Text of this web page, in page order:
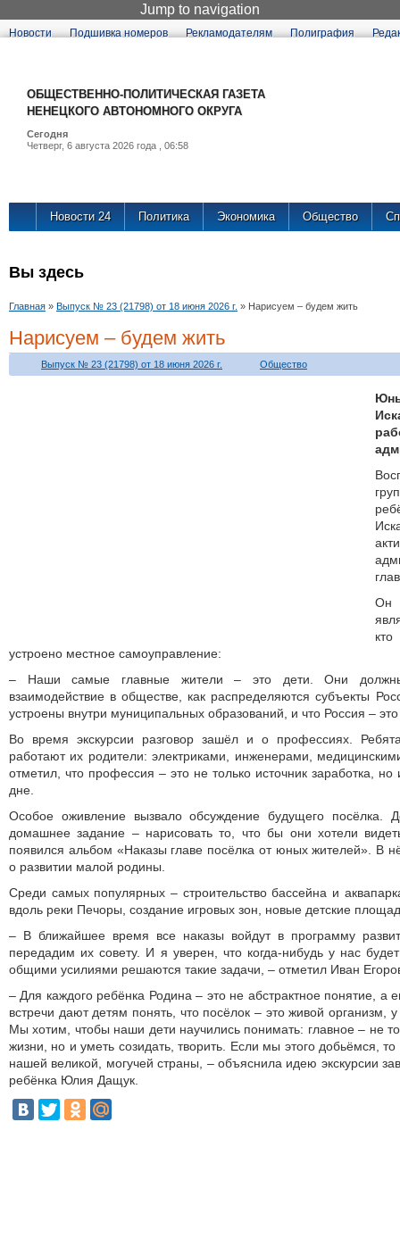
Jump to navigation
Новости Подшивка номеров Рекламодателям Полиграфия
Новости 24 Политика Экономика Общество
Вы здесь
Главная » Выпуск № 23 (21798) от 18 июня 2026 г. » Нарисуем – будем жить
Нарисуем – будем жить
Выпуск № 23 (21798) от 18 июня 2026 г. Общество
Он
устрое­но местное самоуправление:
– Наши самые главные жители – это дети. Они должны
взаимодействие в обществе, как распределяются субъекты
устроены внутри муниципальных образований, и что Россия –
Во время экскурсии разговор зашёл и о профессиях.
работают их родители: электриками, инженерами,
отметил, что профессия – это не только источник заработка,
дне.
Особое оживление вызвало обсуждение будущего посёлка.
домашнее задание – нарисовать то, что бы они хотели
появился альбом «Наказы главе посёлка от юных жителей». В
о развитии малой родины.
Среди самых популярных – строительство бассейна и
вдоль реки Печоры, создание игровых зон, новые детские
– В ближайшее время все наказы войдут в программу
передадим их совету. И я уверен, что когда‑нибудь у нас
общими усилиями решаются такие задачи, – отметил Иван
– Для каждого ребёнка Родина – это не абстрактное понятие, а
встречи дают детям понять, что посёлок – это живой организм, у
Мы хотим, чтобы наши дети научились понимать: главное – не
жизни, но и уметь созидать, творить. Если мы этого добьёмся,
нашей великой, могучей страны, – объяснила идею экскурсии
ребёнка Юлия Дащук.